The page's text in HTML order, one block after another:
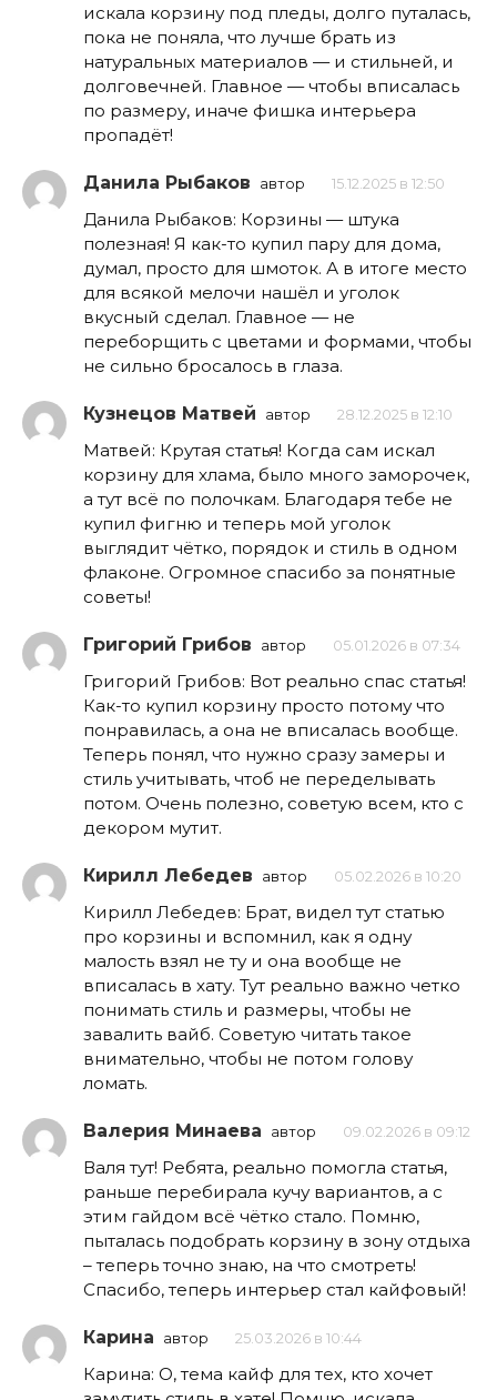
искала корзину под пледы, долго путалась,
пока не поняла, что лучше брать из
натуральных материалов — и стильней, и
долговечней. Главное — чтобы вписалась
по размеру, иначе фишка интерьера
пропадёт!
Данила Рыбаков автор 15.12.2025 в 12:50
Данила Рыбаков: Корзины — штука
полезная! Я как-то купил пару для дома,
думал, просто для шмоток. А в итоге место
для всякой мелочи нашёл и уголок
вкусный сделал. Главное — не
переборщить с цветами и формами, чтобы
не сильно бросалось в глаза.
Кузнецов Матвей автор 28.12.2025 в 12:10
Матвей: Крутая статья! Когда сам искал
корзину для хлама, было много заморочек,
а тут всё по полочкам. Благодаря тебе не
купил фигню и теперь мой уголок
выглядит чётко, порядок и стиль в одном
флаконе. Огромное спасибо за понятные
советы!
Григорий Грибов автор 05.01.2026 в 07:34
Григорий Грибов: Вот реально спас статья!
Как-то купил корзину просто потому что
понравилась, а она не вписалась вообще.
Теперь понял, что нужно сразу замеры и
стиль учитывать, чтоб не переделывать
потом. Очень полезно, советую всем, кто с
декором мутит.
Кирилл Лебедев автор 05.02.2026 в 10:20
Кирилл Лебедев: Брат, видел тут статью
про корзины и вспомнил, как я одну
малость взял не ту и она вообще не
вписалась в хату. Тут реально важно четко
понимать стиль и размеры, чтобы не
завалить вайб. Советую читать такое
внимательно, чтобы не потом голову
ломать.
Валерия Минаева автор 09.02.2026 в 09:12
Валя тут! Ребята, реально помогла статья,
раньше перебирала кучу вариантов, а с
этим гайдом всё чётко стало. Помню,
пыталась подобрать корзину в зону отдыха
– теперь точно знаю, на что смотреть!
Спасибо, теперь интерьер стал кайфовый!
Карина автор 25.03.2026 в 10:44
Карина: О, тема кайф для тех, кто хочет